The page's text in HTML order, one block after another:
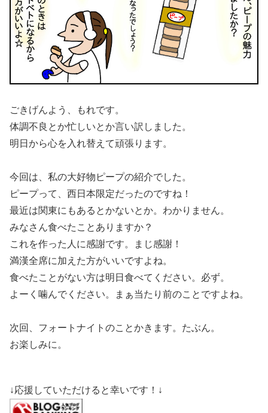
ごきげんよう、もれです。
体調不良とか忙しいとか言い訳しました。
明日から心を入れ替えて頑張ります。
今回は、私の大好物ピープの紹介でした。
ピープって、西日本限定だったのですね！
最近は関東にもあるとかないとか。わかりません。
みなさん食べたことありますか？
これを作った人に感謝です。まじ感謝！
満漢全席に加えた方がいいですよね。
食べたことがない方は明日食べてください。必ず。
よーく噛んでください。まぁ当たり前のことですよね。
次回、フォートナイトのことかきます。たぶん。
お楽しみに。
↓応援していただけると幸いです！↓